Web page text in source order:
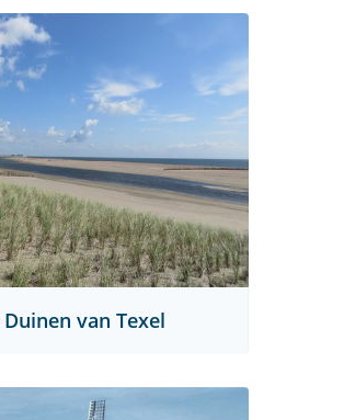
van Texel